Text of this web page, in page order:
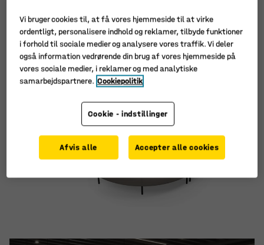
Vi bruger cookies til, at få vores hjemmeside til at virke
ordentligt, personalisere indhold og reklamer, tilbyde funktioner
i forhold til sociale medier og analysere vores traffik. Vi deler
også information vedrørende din brug af vores hjemmeside på
vores sociale medier, i reklamer og med analytiske
samarbejdspartnere. Cookiepolitik
Cookie - indstillinger
Afvis alle Accepter alle cookies